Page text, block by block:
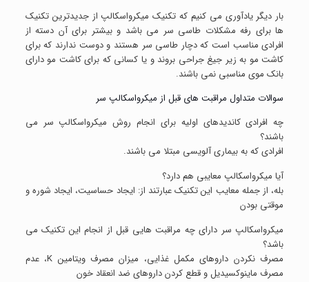
بار دیگر یادآوری می کنیم که تکنیک میکرواسکالپ از جدیدترین تکنیک
ها برای رفه مشکلات طاسی سر می باشد و بیشتر برای آن دسته از
افرادی مناسب است که دچار طاسی سر هستند و دوست ندارند که برای
کاشت مو به زیر جیغ جراحی بروند و یا کسانی که برای کاشت مو دارای
بانک موی مناسبی نمی باشند.
سوالات متداول مراقبت های قبل از میکرواسکالپ سر
چه افرادی کاندیدهای اولیه برای انجام روش میکرواسکالپ سر می
باشند؟
افرادی که به بیماری آلویسی مبتلا می باشند.
آیا میکرواسکالپ معایبی هم دارد؟
بله، از جمله معایب این تکنیک عبارتند از: ایجاد حساسیت، ایجاد شوره و
موقتی بودن
میکرواسکالپ سر دارای چه مراقبت هایی قبل از انجام این تکنیک می
باشد؟
مصرف نکردن داروهای مکمل غذایی، میزان مصرف ویتامین K، عدم
مصرف ماینوکسیدیل و قطع کردن داروهای ضد انعقاد خون